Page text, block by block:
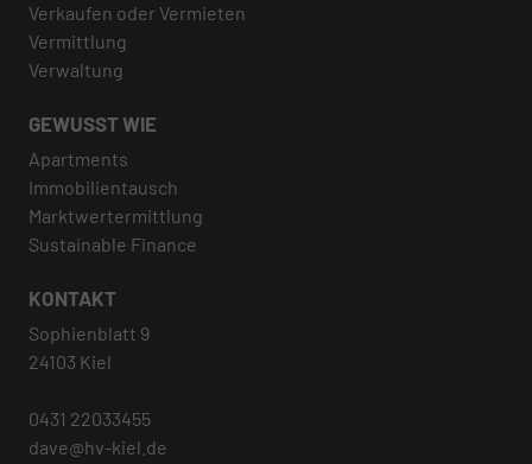
Verkaufen oder Vermieten
Vermittlung
Verwaltung
GEWUSST WIE
Apartments
Immobilientausch
Marktwertermittlung
Sustainable Finance
KONTAKT
Sophienblatt 9
24103 Kiel
0431 22033455
dave@hv-kiel.de